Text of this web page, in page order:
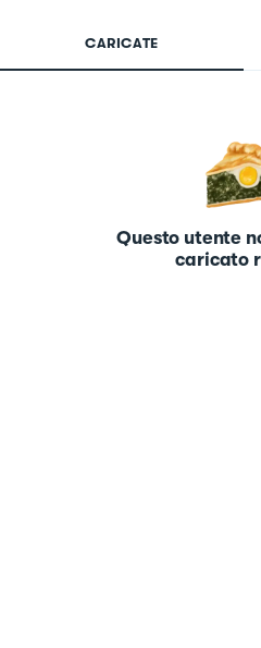
CARICATE
Questo utente
caricato